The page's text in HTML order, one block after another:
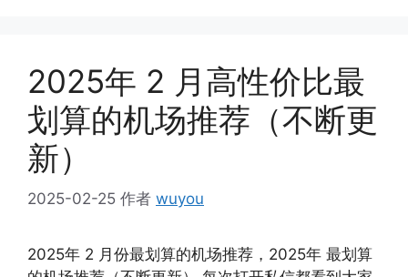
2025年 2 月高性价比最
划算的机场推荐（不断更
新）
2025-02-25 作者 wuyou
2025年 2 月份最划算的机场推荐，2025年 最划算